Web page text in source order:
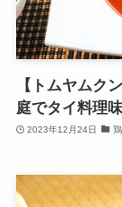
【トムヤムク
庭でタイ料理
2023年12月24日